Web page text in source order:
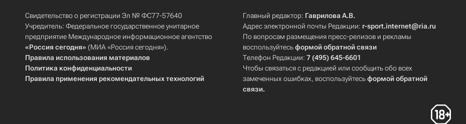
Свидетельство о регистрации Эл № ФС77-57640
Учредитель: Федеральное государственное унитарное
предприятие Международное информационное агентство
«Россия сегодня» (МИА «Россия сегодня»).
Правила использования материалов
Политика конфиденциальности
Правила применения рекомендательных технологий
Главный редактор: Гаврилова А.В.
Адрес электронной почты Редакции: r-sport.internet@ria.ru
По вопросам размещения пресс-релизов и рекламы
воспользуйтесьформой обратной связи
Телефон Редакции:7 (495) 645-6601
Чтобы связаться с редакцией или сообщить обо всех
замеченных ошибках, воспользуйтесьформой обратной
связи.